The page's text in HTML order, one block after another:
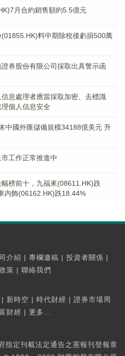
月合約銷售額約5.5億元
(01855.HK)料中期除稅後虧損500萬
券股份有限公司採取出具警示函
息處理者應當採取加密、去標識
個人信息安全
中國外匯儲備規模34188億美元 升
工作正常推進中
幅榜前十，九福來(08611.HK)跌
内飾(06162.HK)跌18.44%
介紹 | 專欄邀稿 | 投資者關係 |
策 | 聯絡我們
| 新時空 | 時代財經 | 證券市場周
財經 | 更多...
指定刊載法定通告之憲報刊登報章